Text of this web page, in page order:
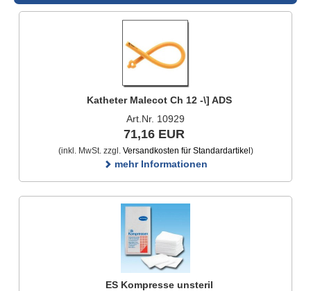
Katheter Malecot Ch 12 -\] ADS
Art.Nr. 10929
71,16 EUR
(inkl. MwSt. zzgl. Versandkosten für Standardartikel)
mehr Informationen
ES Kompresse unsteril